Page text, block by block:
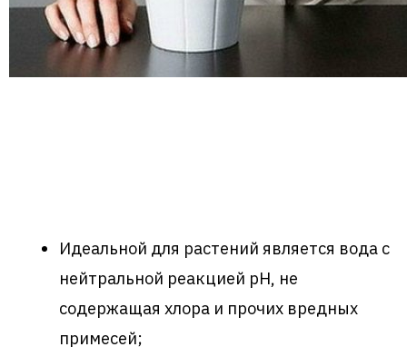
Идеальной для растений является вода с
нейтральной реакцией pH, не
содержащая хлора и прочих вредных
примесей;